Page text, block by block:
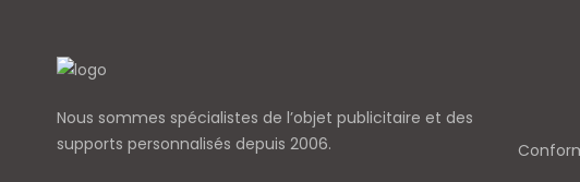
Nous sommes spécialistes de l’objet publicitaire et des
supports personnalisés depuis 2006.